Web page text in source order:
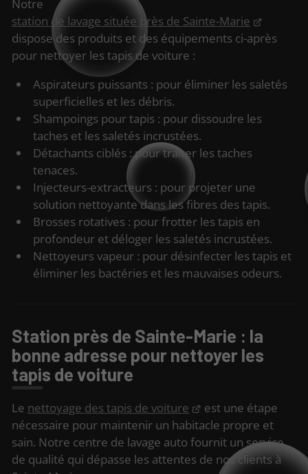
Notre
station de lavage située près de Sainte-Marie
dispose des produits et des équipements ci-après
pour nettoyer les tapis de voiture :
Aspirateurs puissants : pour éliminer les saletés
superficielles et les débris.
Shampoings pour tapis : pour dissoudre les
taches et les saletés incrustées.
Détachants ciblés : pour traiter les taches
tenaces.
Injecteurs-extracteurs : pour projeter une
solution nettoyante dans les fibres des tapis.
Brosses rotatives : pour frotter les tapis en
profondeur et déloger les saletés incrustées.
Nettoyeurs vapeur : pour désinfecter les tapis et
éliminer les bactéries et les mauvaises odeurs.
Station près de Sainte-Marie : la
bonne adresse pour nettoyer les
tapis de voiture
Le nettoyage des tapis de voiture
est une étape
nécessaire pour maintenir un habitacle propre et
sain. Notre centre de lavage auto fournit un service
de qualité qui dépasse les attentes de nos clients à